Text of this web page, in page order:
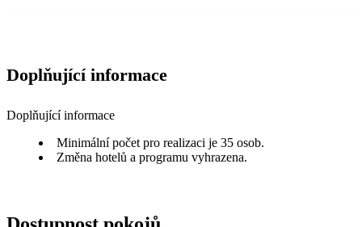
Doplňující informace
Doplňující informace
Minimální počet pro realizaci je 35 osob.
Změna hotelů a programu vyhrazena.